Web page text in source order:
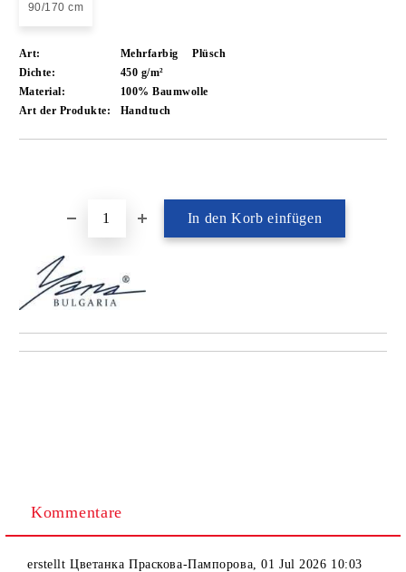
90/170 cm
Art: Mehrfarbig
Plüsch
Dichte:
450 g/m²
Material:
100% Baumwolle
Art der Produkte:
Handtuch
Kommentare
erstelltЦветанка Праскова-Пампорова,01 Jul 2026 10:03